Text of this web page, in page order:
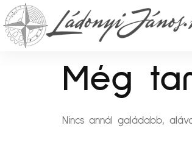
Még
Nincs annál galádabb,